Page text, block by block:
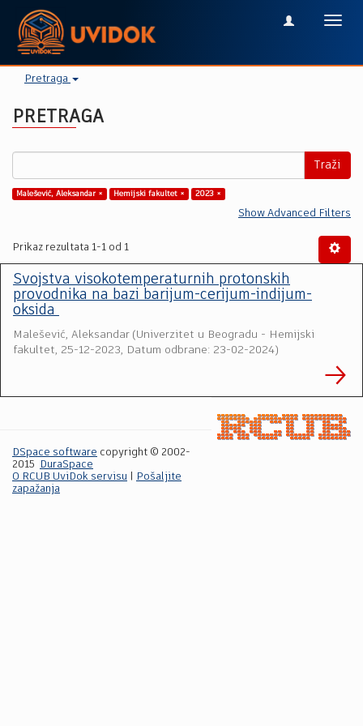
Pretraga
PRETRAGA
Traži
Malešević, Aleksandar × Hemijski fakultet × 2023 ×
Show Advanced Filters
Prikaz rezultata 1-1 od 1
Svojstva visokotemperaturnih protonskih
provodnika na bazi barijum-cerijum-indijum-
oksida
Malešević, Aleksandar (Univerzitet u Beogradu - Hemijski
fakultet, 25-12-2023, Datum odbrane: 23-02-2024)
DSpace software copyright © 2002-
2015
DuraSpace
O RCUB UviDok servisu
Pošaljite
zapažanja